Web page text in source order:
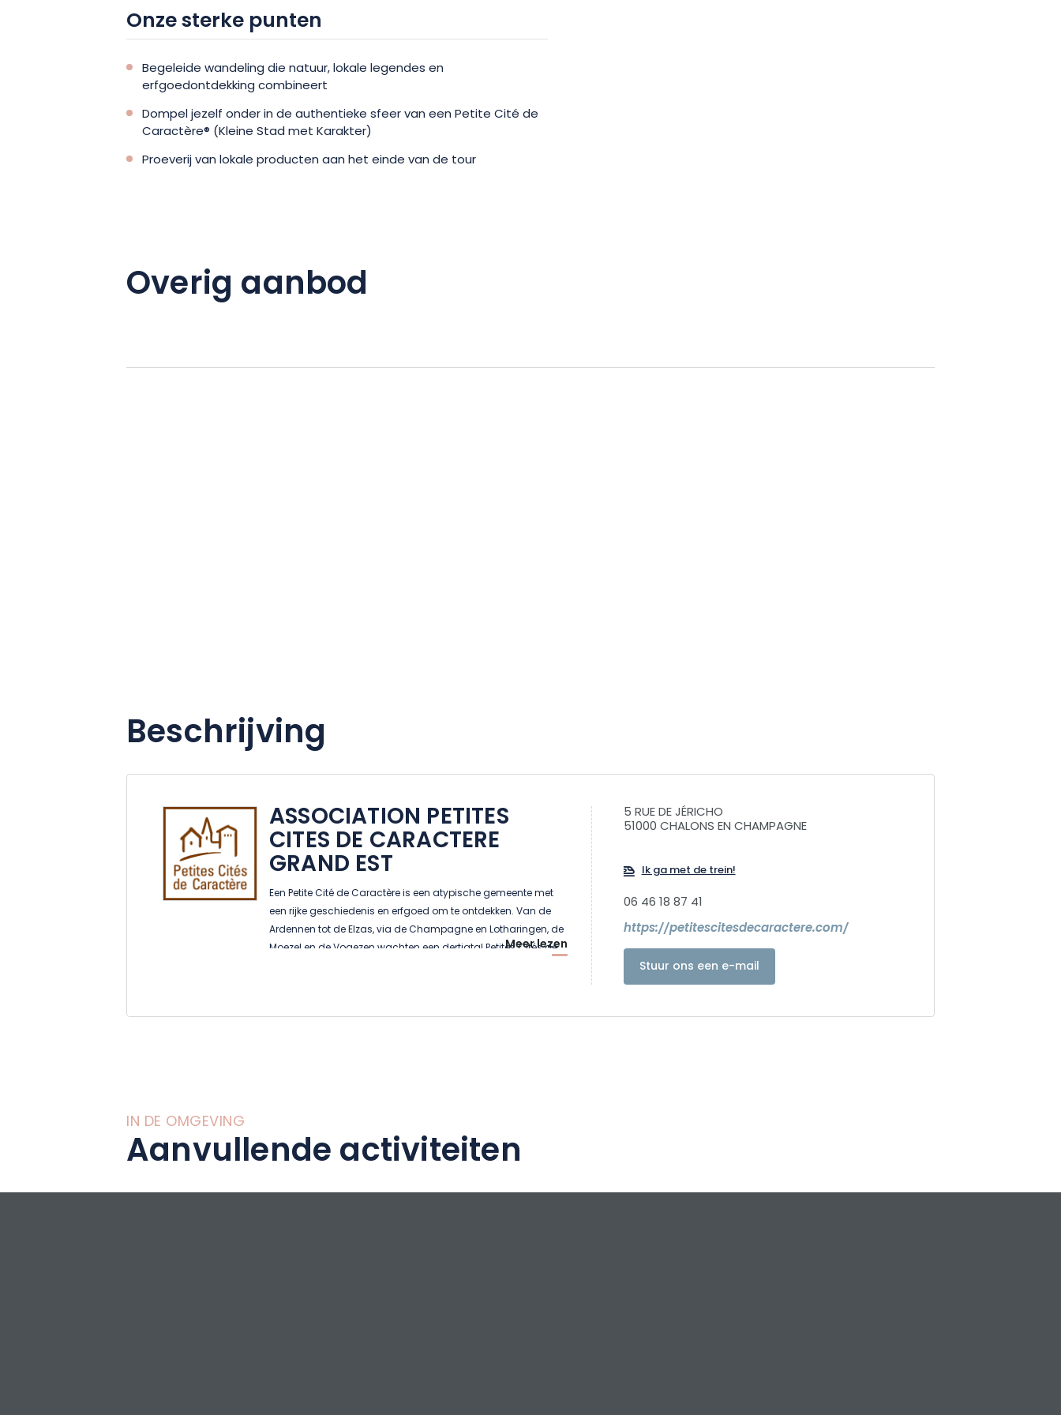
Onze sterke punten
Begeleide wandeling die natuur, lokale legendes en
erfgoedontdekking combineert
Dompel jezelf onder in de authentieke sfeer van een Petite Cité de
Caractère® (Kleine Stad met Karakter)
Proeverij van lokale producten aan het einde van de tour
Overig aanbod
Beschrijving
ASSOCIATION PETITES
CITES DE CARACTERE
GRAND EST
Een Petite Cité de Caractère is een atypische gemeente met
een rijke geschiedenis en erfgoed om te ontdekken. Van de
Ardennen tot de Elzas, via de Champagne en Lotharingen, de
Moezel en de Vogezen wachten een dertigtal Petites Cités de
bepaalde levenskunst waarderen.
Meer lezen
5 RUE DE JÉRICHO
51000 CHALONS EN CHAMPAGNE
Ik ga met de trein!
06 46 18 87 41
https://petitescitesdecaractere.com/
Stuur ons een e-mail
IN DE OMGEVING
Aanvullende activiteiten